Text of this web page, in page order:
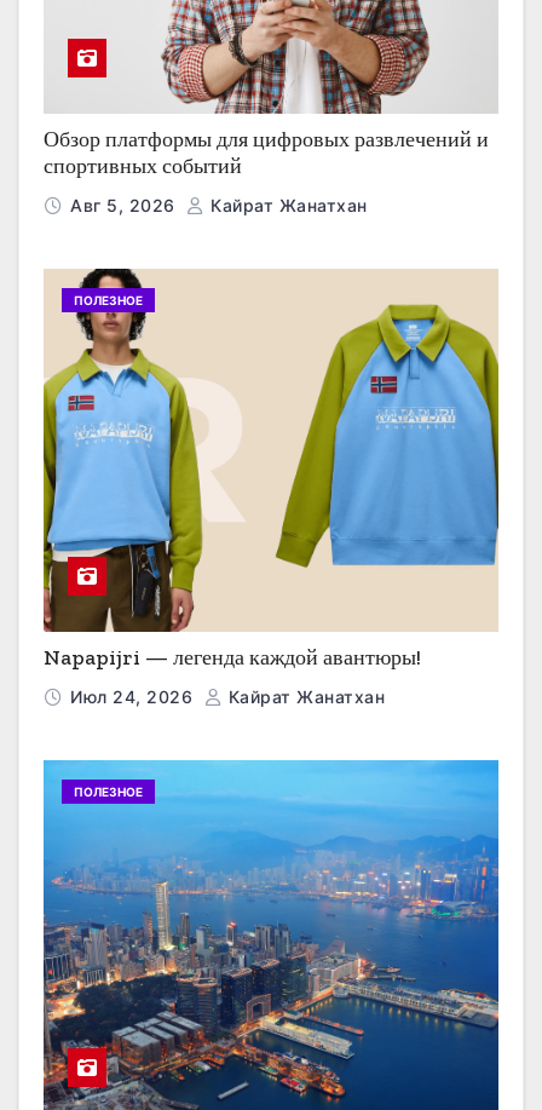
Обзор платформы для цифровых развлечений и
спортивных событий
Авг 5, 2026 Кайрат Жанатхан
ПОЛЕЗНОЕ
Napapijri — легенда каждой авантюры!
Июл 24, 2026 Кайрат Жанатхан
ПОЛЕЗНОЕ